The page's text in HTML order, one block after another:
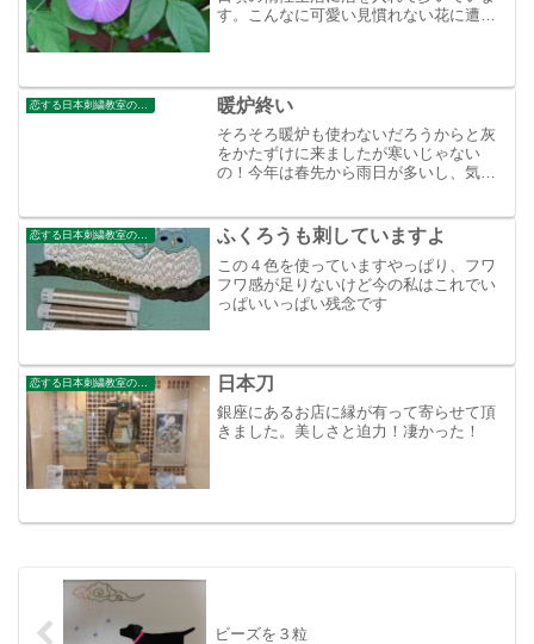
す。こんなに可愛い見慣れない花に遭遇
を好むとの事。家は陽当た...
暖炉終い
そろそろ暖炉も使わないだろうからと灰
をかたずけに来ましたが寒いじゃない
の！今年は春先から雨日が多いし、気温
りませんが）山にはまだ雪も残っていま
すよ～
恋する日本刺繍教室のブログ ふくろうも刺していますよ
この４色を使っていますやっぱり、フワ
フワ感が足りないけど今の私はこれでい
っぱいいっぱい残念です
日本刀
銀座にあるお店に縁が有って寄らせて頂
きました。美しさと迫力！凄かった！
ビーズを３粒